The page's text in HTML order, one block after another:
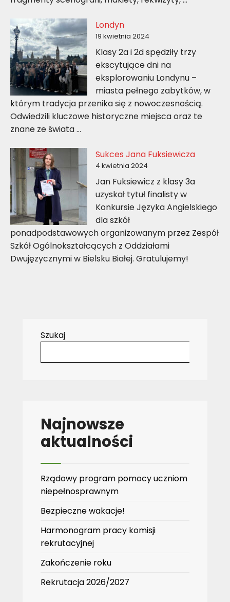
Londyn
19 kwietnia 2024
Klasy 2a i 2d spędziły trzy
ekscytujące dni na
eksplorowaniu Londynu –
miasta pełnego zabytków, w
którym tradycja przenika się z nowoczesnością.
Odwiedzili kluczowe historyczne miejsca oraz te
znane ze świata …
Sukces Jana Fuksiewicza
4 kwietnia 2024
Jan Fuksiewicz z klasy 3a
uzyskał tytuł finalisty w
Konkursie Języka Angielskiego
dla szkół
ponadpodstawowych organizowanym przez Zespół
Szkół Ogólnokształcących z Oddziałami
Dwujęzycznymi w Bielsku Białej. Gratulujemy!
Szukaj
Najnowsze
aktualności
Rządowy program pomocy uczniom
niepełnosprawnym
Bezpieczne wakacje!
Harmonogram pracy komisji
rekrutacyjnej
Zakończenie roku
Rekrutacja 2026/2027